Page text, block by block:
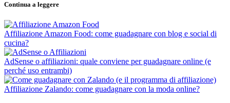
Continua a leggere
Affiliazione Amazon Food: come guadagnare con blog e social di
cucina?
AdSense o affiliazioni: quale conviene per guadagnare online (e
perché uso entrambi)
Affiliazione Zalando: come guadagnare con la moda online?